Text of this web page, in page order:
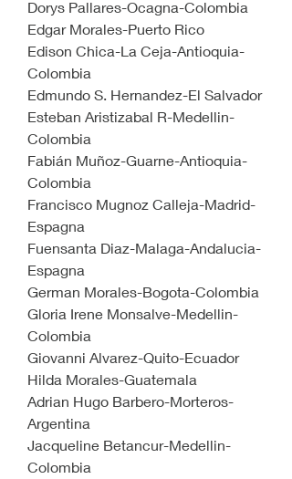
Dorys Pallares-Ocagna-Colombia
Edgar Morales-Puerto Rico
Edison Chica-La Ceja-Antioquia-
Colombia
Edmundo S. Hernandez-El Salvador
Esteban Aristizabal R-Medellin-
Colombia
Fabián Muñoz-Guarne-Antioquia-
Colombia
Francisco Mugnoz Calleja-Madrid-
Espagna
Fuensanta Diaz-Malaga-Andalucia-
Espagna
German Morales-Bogota-Colombia
Gloria Irene Monsalve-Medellin-
Colombia
Giovanni Alvarez-Quito-Ecuador
Hilda Morales-Guatemala
Adrian Hugo Barbero-Morteros-
Argentina
Jacqueline Betancur-Medellin-
Colombia